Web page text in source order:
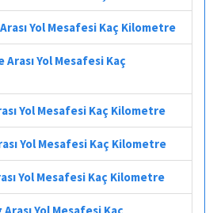
Yol Mesafesi Kaç Kilometre
Arası Yol Mesafesi Kaç
Yol Mesafesi Kaç Kilometre
Yol Mesafesi Kaç Kilometre
Yol Mesafesi Kaç Kilometre